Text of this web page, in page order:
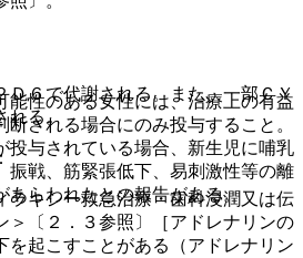
能性のある女性には、治療上の有益
される場合にのみ投与すること。
投与されている場合、新生児に哺乳
振戦、筋緊張低下、易刺激性等の離
あらわれたとの報告がある。
Ｄ６で代謝される。また、一部ＣＹ
れる。
ラキシー救急治療・歯科浸潤又は伝
＞〔２．３参照〕［アドレナリンの
を起こすことがある（アドレナリン